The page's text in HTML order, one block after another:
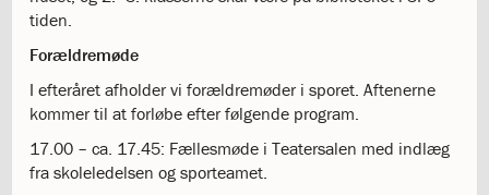
og
2.5:
Religionsfaget
2.6:
Dansk
som
andetsprog
tiden.
Forældremøde
I efteråret afholder vi forældremøder i sporet. Aftenerne
kommer til at forløbe efter følgende program.
17.00 – ca. 17.45: Fællesmøde i Teatersalen med indlæg
fra skoleledelsen og sporteamet.